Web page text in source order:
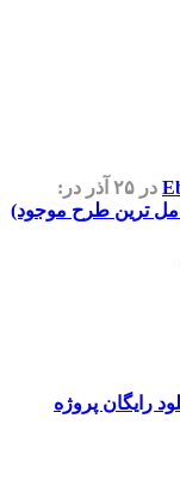
در ۲۵ آذر
در:
ترین طرح موجود)
رایگان پروژه